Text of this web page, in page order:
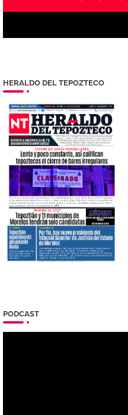
HERALDO DEL TEPOZTECO
PODCAST